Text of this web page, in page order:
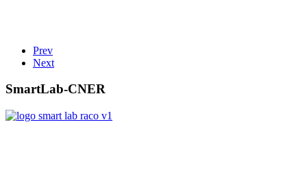
Prev
Next
SmartLab-CNER